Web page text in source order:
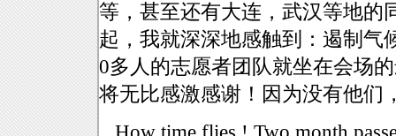
等，甚至还有大连，武汉等地的
起，我就深深地感触到：遏制气
0多人的志愿者团队就坐在会场
将无比感激感谢！因为没有他们